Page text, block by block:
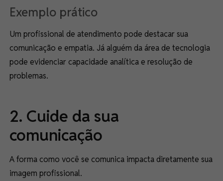
Exemplo prático
Um profissional de atendimento pode destacar sua
comunicação e empatia. Já alguém da área de tecnologia
pode evidenciar capacidade analítica e resolução de
problemas.
2. Cuide da sua
comunicação
A forma como você se comunica impacta diretamente sua
imagem profissional.